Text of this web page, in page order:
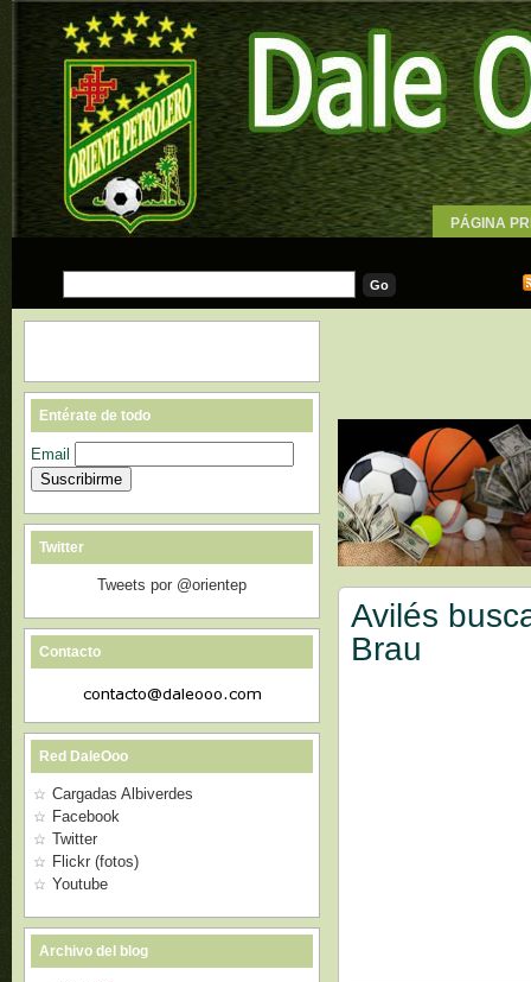
PÁGINA
Avilés
Brau
Entérate de todo
Email
Twitter
Tweets por @orientep
Contacto
Red DaleOoo
Cargadas Albiverdes
Facebook
Twitter
Flickr (fotos)
Youtube
Archivo del blog